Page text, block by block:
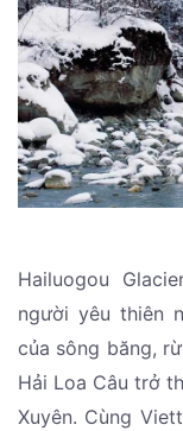
Hailuogou
người yêu thiên
của sông băng,
Hải Loa Câu trở
Xuyên. Cùng